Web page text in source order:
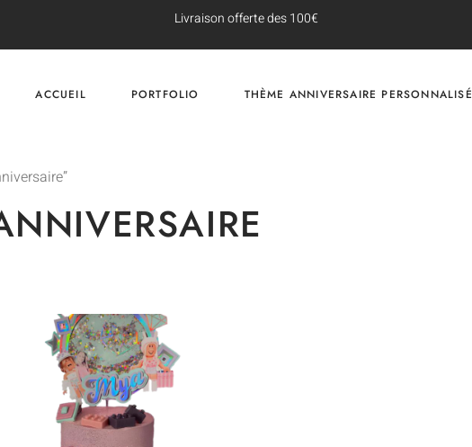
Livraison offerte des 100€
ACCUEIL PORTFOLIO THÈME ANNIVERSAIRE PERSONNALISÉ